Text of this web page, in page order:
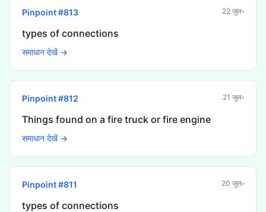
Pinpoint #813 22 जुल॰
types of connections
समाधान देखें →
Pinpoint #812 21 जुल॰
Things found on a fire truck or fire engine
समाधान देखें →
Pinpoint #811 20 जुल॰
types of connections